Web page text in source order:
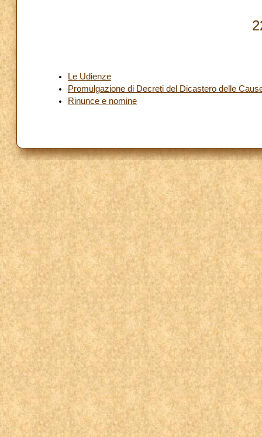
Le Udienze
Promulgazione di Decreti del Dicastero delle
Rinunce e nomine